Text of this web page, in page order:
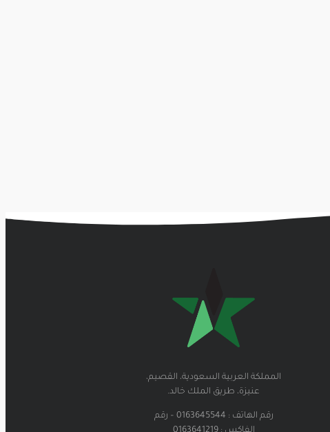
المملكة العربية السعودية، القصيم،
عنيزة، طريق الملك خالد.
رقم الهاتف : 0163645544 – رقم